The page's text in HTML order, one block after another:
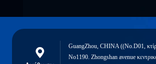
GuangZhou, CHINA ((No.D01,
No1190. Zhongshan avenue